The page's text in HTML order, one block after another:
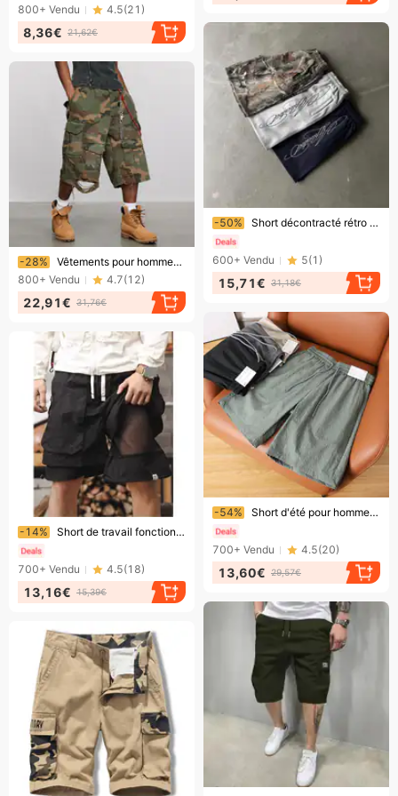
800+ Vendu 4.5(21 )
8,36€ 21,62€
Bientôt la fin !
-50% Short décontracté rétro américain pour homme, coupe ample, style streetwear, délavé, motif tendance, vente directe d'usine.
600+ Vendu 5(1 )
15,71€ 31,18€
Bientôt la fin !
-28%
Vêtements pour hommes, pantalons courts délavés, délavés, vieillis, salopettes, shorts amples à jambes larges
800+ Vendu 4.7(12)
22,91€ 31,76€
Bientôt la fin !
-54% Short d'été pour homme en seersucker texturé, taille élastique, confortable, respirant et frais, longueur mi-longue, style japonais
700+ Vendu 4.5(20)
13,60€ 29,57€
Bientôt la fin !
-14% Short de travail fonctionnel en soie glacée à séchage rapide pour homme, pantalon d'été fin, ample et droit, tendance, couleur unie, mi-long
700+ Vendu 4.5(18)
13,16€ 15,39€